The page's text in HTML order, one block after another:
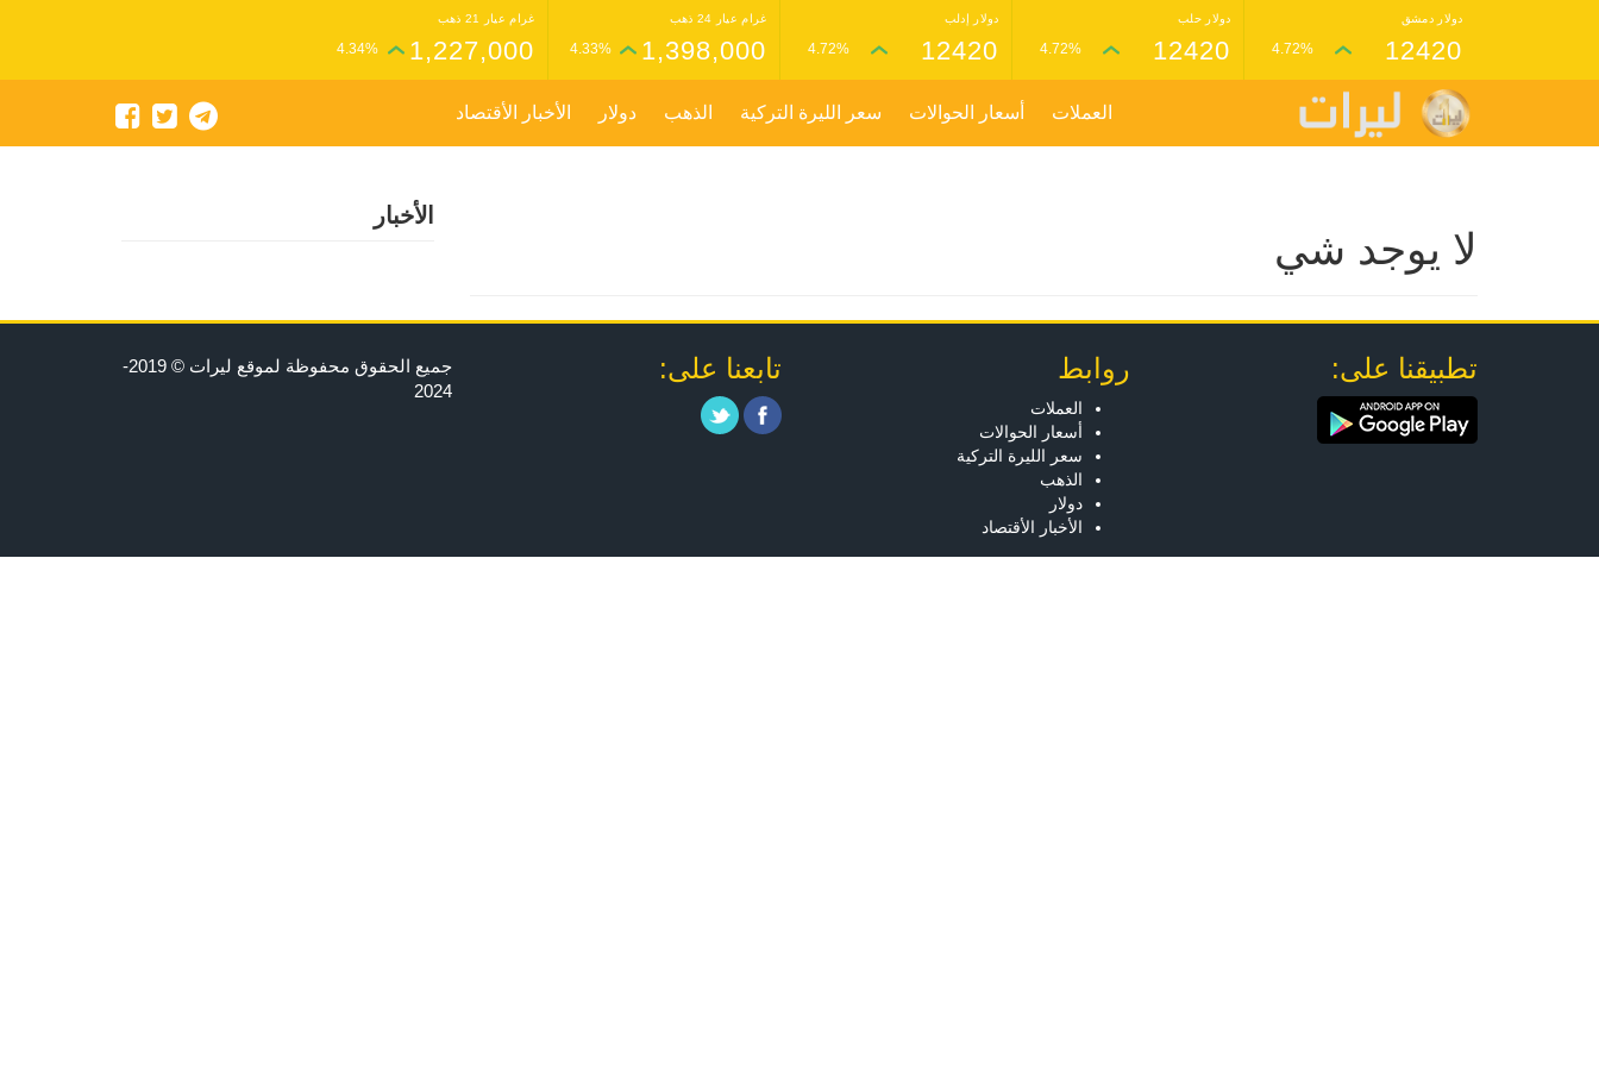
دولار دمشق
12420
4.72%
دولار حلب
12420
4.72%
دولار إدلب
12420
4.72%
غرام عيار 24 ذهب
1,398,000
4.33%
غرام عيار 21 ذهب
1,227,000
4.34%
العملات أسعار الحوالات سعر الليرة التركية الذهب دولار الأخبار الأقتصاد
لا يوجد شي
الأخبار
تطبيقنا على: روابط
العملات
أسعار الحوالات
سعر الليرة التركية
الذهب
دولار
الأخبار الأقتصاد
تابعنا على:
جميع الحقوق محفوظة لموقع ليرات © 2019-
2024